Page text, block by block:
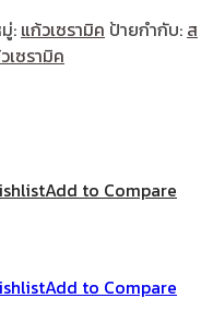
: แก้วเซรามิค ป้ายกำกับ: ส
เซรามิค
Add to Compare
Add to Compare